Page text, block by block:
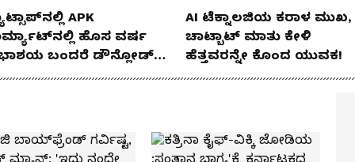
APK
ಹೊಸ ವರ್ಷ
ಬಂದರೆ ಡೌನ್ಲೋಡ್
AI ಟೆಕ್ನಾಲಜಿಯ ಕರಾಳ ಮುಖ,
ಚಾಟ್ಬಾಟ್ ಮಾತು ಕೇಳಿ
ಹೆತ್ತವರನ್ನೇ ಕೊಂದ ಯುವಕ!